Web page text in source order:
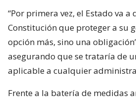
“Por primera vez, el Estado va
Constitución que proteger a su
opción más, sino una
asegurando que se trataría de
aplicable a cualquier
Frente a la batería de medidas